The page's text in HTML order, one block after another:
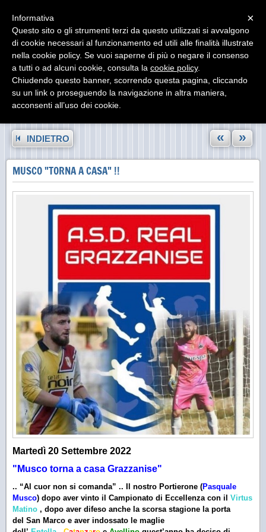
INDIETRO « »
MUSCO "TORNA A CASA" !!
Martedì 20 Settembre 2022
"Musco torna a casa Grazzanise"
.. “Al cuor non si comanda” .. Il nostro Portierone (Pasquale
Musco) dopo aver vinto il Campionato di Eccellenza con il Virtus
Matino , dopo aver difeso anche la scorsa stagione la porta
del San Marco e aver indossato le maglie
×
Informativa
Questo sito o gli strumenti terzi da questo utilizzati si avvalgono
di cookie necessari al funzionamento ed utili alle finalità illustrate
nella cookie policy. Se vuoi saperne di più o negare il consenso
a tutti o ad alcuni cookie, consulta la cookie policy.
Chiudendo questo banner, scorrendo questa pagina, cliccando
su un link o proseguendo la navigazione in altra maniera,
acconsenti all’uso dei cookie.